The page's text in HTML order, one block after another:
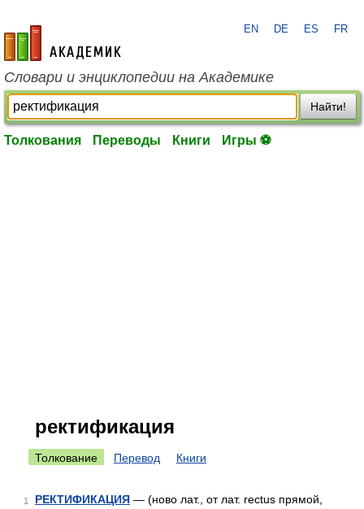
academic.ru
EN DE ES FR
Словари и энциклопедии на Академике
Найти!
Толкования Переводы Книги Игры ⚽
ректификация
Толкование Перевод Книги
1 РЕКТИФИКАЦИЯ — (ново лат., от лат. rectus прямой,